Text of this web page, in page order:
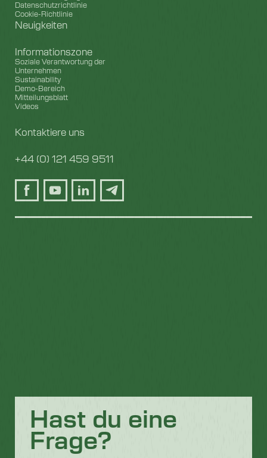
Datenschutzrichtlinie
Cookie-Richtlinie
Neuigkeiten
Informationszone
Soziale Verantwortung der
Unternehmen
Sustainability
Demo-Bereich
Mitteilungsblatt
Videos
Kontaktiere uns
+44 (0) 121 459 9511
Hast du eine
Frage?